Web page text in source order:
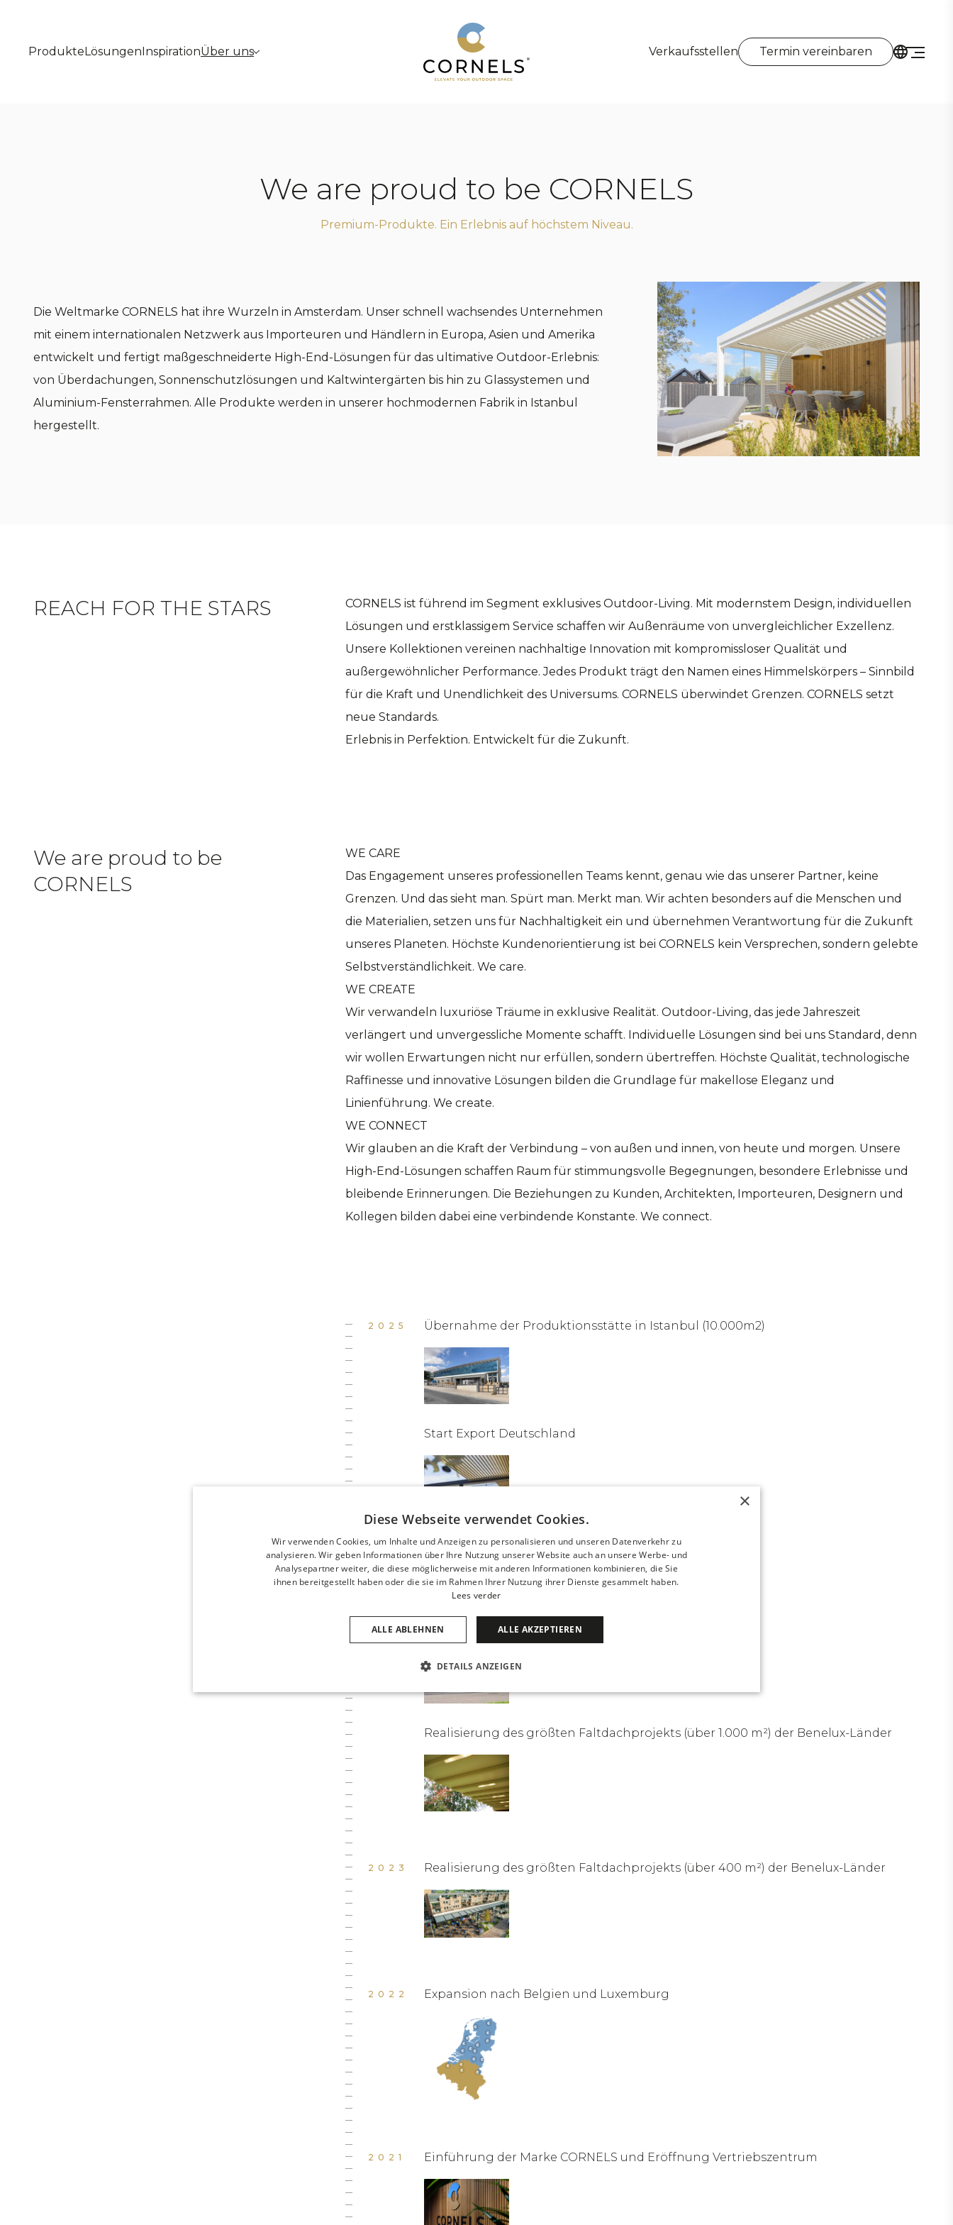
ProdukteLösungenInspirationÜber uns Verkaufsstellen Termin vereinbaren
We are proud to be CORNELS
Premium-Produkte. Ein Erlebnis auf höchstem Niveau.
Die Weltmarke CORNELS hat ihre Wurzeln in Amsterdam. Unser schnell wachsendes Unternehmen
mit einem internationalen Netzwerk aus Importeuren und Händlern in Europa, Asien und Amerika
entwickelt und fertigt maßgeschneiderte High-End-Lösungen für das ultimative Outdoor-Erlebnis:
von Überdachungen, Sonnenschutzlösungen und Kaltwintergärten bis hin zu Glassystemen und
Aluminium-Fensterrahmen. Alle Produkte werden in unserer hochmodernen Fabrik in Istanbul
hergestellt.
REACH FOR THE STARS
CORNELS ist führend im Segment exklusives Outdoor-Living. Mit modernstem Design, individuellen
Lösungen und erstklassigem Service schaffen wir Außenräume von unvergleichlicher Exzellenz.
Unsere Kollektionen vereinen nachhaltige Innovation mit kompromissloser Qualität und
außergewöhnlicher Performance. Jedes Produkt trägt den Namen eines Himmelskörpers – Sinnbild
für die Kraft und Unendlichkeit des Universums. CORNELS überwindet Grenzen. CORNELS setzt
neue Standards.
Erlebnis in Perfektion. Entwickelt für die Zukunft.
We are proud to be
CORNELS
WE CARE
Das Engagement unseres professionellen Teams kennt, genau wie das unserer Partner, keine
Grenzen. Und das sieht man. Spürt man. Merkt man. Wir achten besonders auf die Menschen und
die Materialien, setzen uns für Nachhaltigkeit ein und übernehmen Verantwortung für die Zukunft
unseres Planeten. Höchste Kundenorientierung ist bei CORNELS kein Versprechen, sondern gelebte
Selbstverständlichkeit. We care.
WE CREATE
Wir verwandeln luxuriöse Träume in exklusive Realität. Outdoor-Living, das jede Jahreszeit
verlängert und unvergessliche Momente schafft. Individuelle Lösungen sind bei uns Standard, denn
wir wollen Erwartungen nicht nur erfüllen, sondern übertreffen. Höchste Qualität, technologische
Raffinesse und innovative Lösungen bilden die Grundlage für makellose Eleganz und
Linienführung. We create.
WE CONNECT
Wir glauben an die Kraft der Verbindung – von außen und innen, von heute und morgen. Unsere
High-End-Lösungen schaffen Raum für stimmungsvolle Begegnungen, besondere Erlebnisse und
bleibende Erinnerungen. Die Beziehungen zu Kunden, Architekten, Importeuren, Designern und
Kollegen bilden dabei eine verbindende Konstante. We connect.
2025 Übernahme der Produktionsstätte in Istanbul (10.000m2)
Start Export Deutschland
Erweiterung Showroom und Headquarters
Realisierung des größten Faltdachprojekts (über 1.000 m²) der Benelux-Länder
2023 Realisierung des größten Faltdachprojekts (über 400 m²) der Benelux-Länder
2022 Expansion nach Belgien und Luxemburg
2021 Einführung der Marke CORNELS und Eröffnung Vertriebszentrum
×
Diese Webseite verwendet Cookies.
Wir verwenden Cookies, um Inhalte und Anzeigen zu personalisieren und unseren Datenverkehr zu
analysieren. Wir geben Informationen über Ihre Nutzung unserer Website auch an unsere Werbe- und
Analysepartner weiter, die diese möglicherweise mit anderen Informationen kombinieren, die Sie
ihnen bereitgestellt haben oder die sie im Rahmen Ihrer Nutzung ihrer Dienste gesammelt haben.
Lees verder
ALLE AKZEPTIEREN
ALLE ABLEHNEN
DETAILS ANZEIGEN